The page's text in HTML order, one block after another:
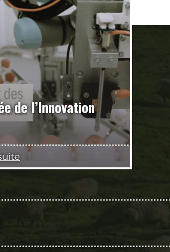
de l’Innovation